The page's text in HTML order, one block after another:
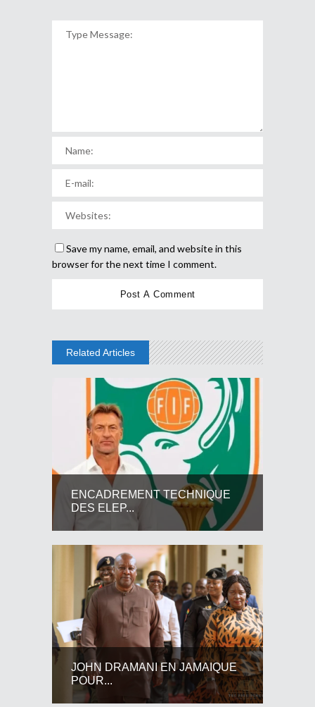
Save my name, email, and website in this
browser for the next time I comment.
Related Articles
ENCADREMENT TECHNIQUE
DES ELEP...
JOHN DRAMANI EN JAMAIQUE
POUR...